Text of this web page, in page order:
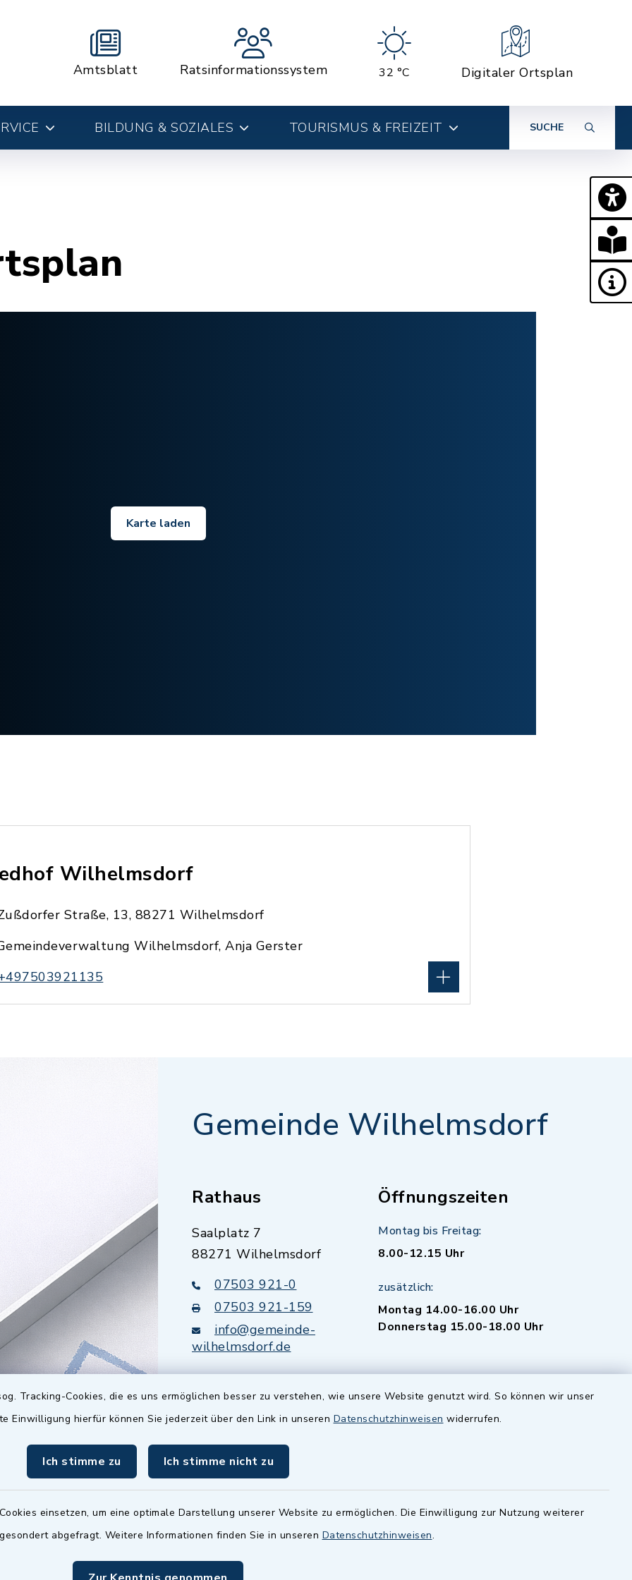
Tracking-Cookies, die es uns ermöglichen besser zu verstehen, wie unsere Website genutzt wird. So können wir unser
Einwilligung hierfür können Sie jederzeit über den Link in unseren Datenschutzhinweisen widerrufen.
Ich stimme zu Ich stimme nicht zu
einsetzen, um eine optimale Darstellung unserer Website zu ermöglichen. Die Einwilligung zur Nutzung weiterer
abgefragt. Weitere Informationen finden Sie in unseren Datenschutzhinweisen.
Amtsblatt Ratsinformationssystem 32 °C Digitaler Ortsplan
BILDUNG & SOZIALES TOURISMUS & FREIZEIT SUCHE
Karte laden
Wilhelmsdorf
Straße, 13, 88271 Wilhelmsdorf
Wilhelmsdorf, Anja Gerster
Gemeinde Wilhelmsdorf
Rathaus
Saalplatz 7
88271 Wilhelmsdorf
07503 921-0
07503 921-159
info@gemeinde-
wilhelmsdorf.de
Öffnungszeiten
Montag bis Freitag:
8.00-12.15 Uhr
zusätzlich:
Montag 14.00-16.00 Uhr
Donnerstag 15.00-18.00 Uhr
Quicklinks
Serviceportal Baden-
Württemberg
Website in Leichter Sprache